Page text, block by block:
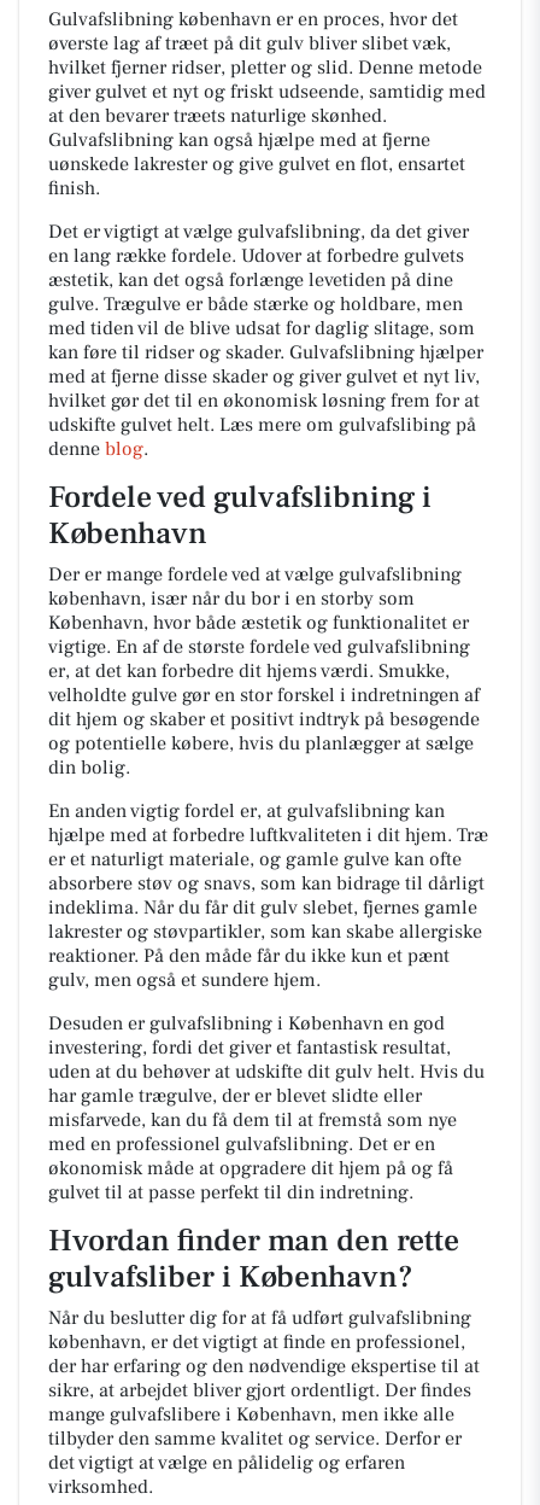
Gulvafslibning københavn er en proces, hvor det
øverste lag af træet på dit gulv bliver slibet væk,
hvilket fjerner ridser, pletter og slid. Denne metode
giver gulvet et nyt og friskt udseende, samtidig med
at den bevarer træets naturlige skønhed.
Gulvafslibning kan også hjælpe med at fjerne
uønskede lakrester og give gulvet en flot, ensartet
finish.
Det er vigtigt at vælge gulvafslibning, da det giver
en lang række fordele. Udover at forbedre gulvets
æstetik, kan det også forlænge levetiden på dine
gulve. Trægulve er både stærke og holdbare, men
med tiden vil de blive udsat for daglig slitage, som
kan føre til ridser og skader. Gulvafslibning hjælper
med at fjerne disse skader og giver gulvet et nyt liv,
hvilket gør det til en økonomisk løsning frem for at
udskifte gulvet helt. Læs mere om gulvafslibing på
denne blog.
Fordele ved gulvafslibning i
København
Der er mange fordele ved at vælge gulvafslibning
københavn, især når du bor i en storby som
København, hvor både æstetik og funktionalitet er
vigtige. En af de største fordele ved gulvafslibning
er, at det kan forbedre dit hjems værdi. Smukke,
velholdte gulve gør en stor forskel i indretningen af
dit hjem og skaber et positivt indtryk på besøgende
og potentielle købere, hvis du planlægger at sælge
din bolig.
En anden vigtig fordel er, at gulvafslibning kan
hjælpe med at forbedre luftkvaliteten i dit hjem. Træ
er et naturligt materiale, og gamle gulve kan ofte
absorbere støv og snavs, som kan bidrage til dårligt
indeklima. Når du får dit gulv slebet, fjernes gamle
lakrester og støvpartikler, som kan skabe allergiske
reaktioner. På den måde får du ikke kun et pænt
gulv, men også et sundere hjem.
Desuden er gulvafslibning i København en god
investering, fordi det giver et fantastisk resultat,
uden at du behøver at udskifte dit gulv helt. Hvis du
har gamle trægulve, der er blevet slidte eller
misfarvede, kan du få dem til at fremstå som nye
med en professionel gulvafslibning. Det er en
økonomisk måde at opgradere dit hjem på og få
gulvet til at passe perfekt til din indretning.
Hvordan finder man den rette
gulvafsliber i København?
Når du beslutter dig for at få udført gulvafslibning
københavn, er det vigtigt at finde en professionel,
der har erfaring og den nødvendige ekspertise til at
sikre, at arbejdet bliver gjort ordentligt. Der findes
mange gulvafslibere i København, men ikke alle
tilbyder den samme kvalitet og service. Derfor er
det vigtigt at vælge en pålidelig og erfaren
virksomhed.